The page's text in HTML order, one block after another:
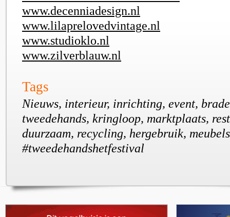
www.decenniadesign.nl
www.lilaprelovedvintage.nl
www.studioklo.nl
www.zilverblauw.nl
Tags
Nieuws, interieur, inrichting, event,
tweedehands, kringloop, marktplaats,
duurzaam, recycling, hergebruik,
#tweedehandshetfestival